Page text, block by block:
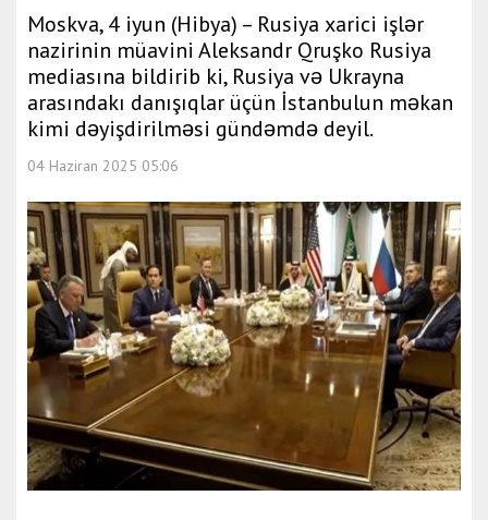
Moskva, 4 iyun (Hibya) – Rusiya xarici işlər
nazirinin müavini Aleksandr Qruşko Rusiya
mediasına bildirib ki, Rusiya və Ukrayna
arasındakı danışıqlar üçün İstanbulun məkan
kimi dəyişdirilməsi gündəmdə deyil.
04 Haziran 2025 05:06